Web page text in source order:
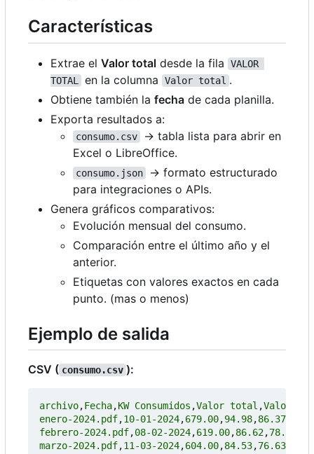
Características
Extrae el Valor total desde la fila
VALOR
TOTAL
en la columna Valor total .
Obtiene también la fecha de cada planilla.
Exporta resultados a:
consumo.csv
→ tabla lista para abrir en
Excel o LibreOffice.
consumo.json
→ formato estructurado
para integraciones o APIs.
Genera gráficos comparativos:
Evolución mensual del consumo.
Comparación entre el último año y el
anterior.
Etiquetas con valores exactos en cada
punto. (mas o menos)
Ejemplo de salida
CSV ( consumo.csv ):
archivo,Fecha,KW Consumidos ,Valor total ,Valor SE
enero-2024.pdf,10-01-2024,679.00,94.98,86.37
febrero-2024.pdf,08-02-2024,619.00,86.62,78.58
marzo-2024.pdf,11-03-2024,604.00,84.53,76.63